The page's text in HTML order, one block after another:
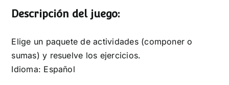
Descripción del juego:
Elige un paquete de actividades (componer o
sumas) y resuelve los ejercicios.
Idioma: Español